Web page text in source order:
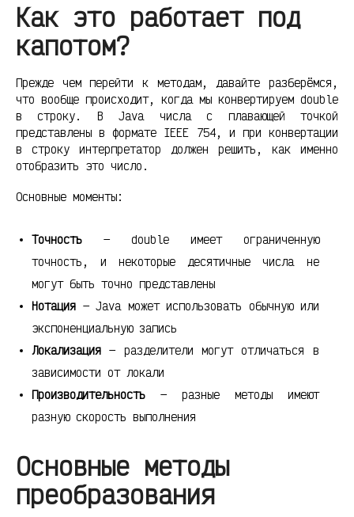
Как это работает под
капотом?
Прежде чем перейти к методам, давайте разберёмся,
что вообще происходит, когда мы конвертируем double
в строку. В Java числа с плавающей точкой
представлены в формате IEEE 754, и при конвертации
в строку интерпретатор должен решить, как именно
отобразить это число.
Основные моменты:
Точность — double имеет ограниченную
точность, и некоторые десятичные числа не
могут быть точно представлены
Нотация — Java может использовать обычную или
экспоненциальную запись
Локализация — разделители могут отличаться в
зависимости от локали
Производительность — разные методы имеют
разную скорость выполнения
Основные методы
преобразования